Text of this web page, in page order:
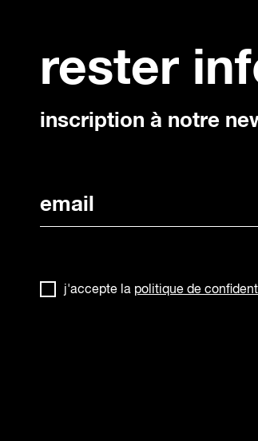
rester
inscription à notre
j'accepte la politique de